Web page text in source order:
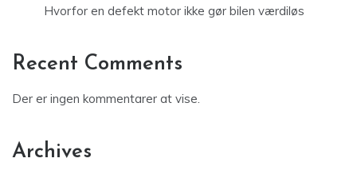
Hvorfor en defekt motor ikke gør bilen værdiløs
Recent Comments
Der er ingen kommentarer at vise.
Archives